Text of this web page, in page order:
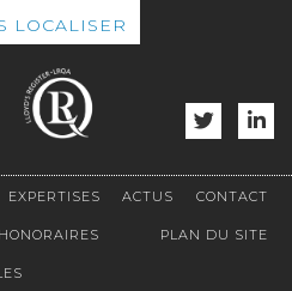
LOCALISER
EXPERTISES ACTUS CONTACT
HONORAIRES PLAN DU SITE